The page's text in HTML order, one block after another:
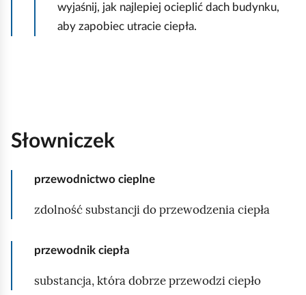
wyjaśnij, jak najlepiej ocieplić dach budynku,
aby zapobiec utracie ciepła.
Słowniczek
przewodnictwo cieplne
zdolność substancji do przewodzenia ciepła
przewodnik ciepła
substancja, która dobrze przewodzi ciepło